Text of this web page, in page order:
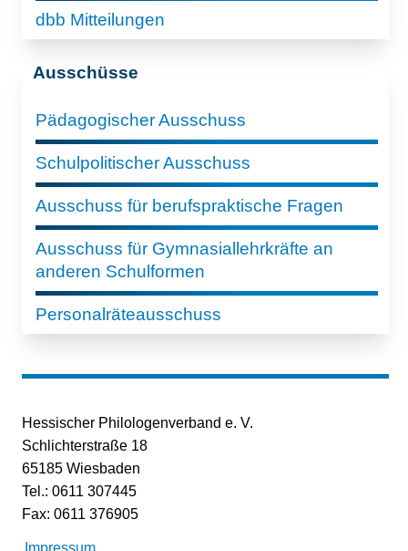
dbb Mitteilungen
Ausschüsse
Pädagogischer Ausschuss
Schulpolitischer Ausschuss
Ausschuss für berufspraktische Fragen
Ausschuss für Gymnasiallehrkräfte an
anderen Schulformen
Personalräteausschuss
Hessischer Philologenverband e. V.
Schlichterstraße 18
65185 Wiesbaden
Tel.: 0611 307445
Fax: 0611 376905